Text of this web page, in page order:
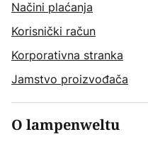
Načini plaćanja
Korisnički račun
Korporativna stranka
Jamstvo proizvođača
O lampenweltu